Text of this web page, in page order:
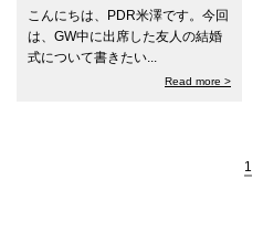
こんにちは、PDR米澤です。今回
は、GW中に出席した友人の結婚
式について書きたい...
Read more >
1